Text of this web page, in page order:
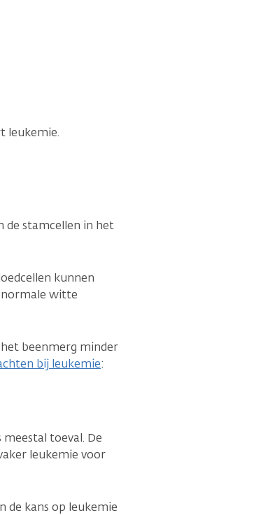
leukemie.
de stamcellen in het
kunnen
witte
beenmerg minder
bij leukemie:
toeval. De
leukemie voor
de kans op leukemie